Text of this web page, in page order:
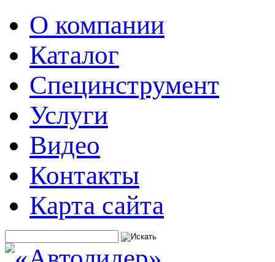
О компании
Каталог
Специнструмент
Услуги
Видео
Контакты
Карта сайта